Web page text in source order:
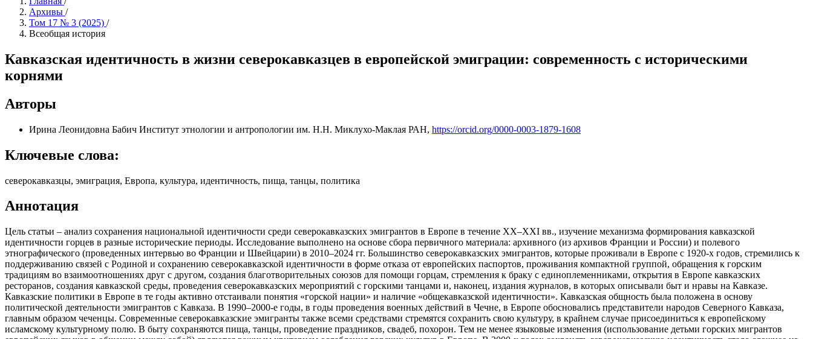
Архивы /
Том 17 № 3 (2025) /
Всеобщая история
Кавказская идентичность в жизни северокавказцев в европейской эмиграции: современность с историческими
корнями
Авторы
Ирина Леонидовна Бабич Институт этнологии и антропологии им. Н.Н. Миклухо-Маклая РАН, https://orcid.org/0000-0003-1879-1608
Ключевые слова:
северокавказцы, эмиграция, Европа, культура, идентичность, пища, танцы, политика
Аннотация
Цель статьи – анализ сохранения национальной идентичности среди северокавказских эмигрантов в Европе в течение ХХ–ХХI вв., изучение механизма формирования кавказской
идентичности горцев в разные исторические периоды. Исследование выполнено на основе сбора первичного материала: архивного (из архивов Франции и России) и полевого
этнографического (проведенных интервью во Франции и Швейцарии) в 2010–2024 гг. Большинство северокавказских эмигрантов, которые проживали в Европе с 1920-х годов, стремились к
поддерживанию связей с Родиной и сохранению северокавказской идентичности в форме отказа от европейских паспортов, проживания компактной группой, обращения к горским
традициям во взаимоотношениях друг с другом, создания благотворительных союзов для помощи горцам, стремления к браку с единоплеменниками, открытия в Европе кавказских
ресторанов, создания кавказской среды, проведения северокавказских мероприятий с горскими танцами и, наконец, издания журналов, в которых описывали быт и нравы на Кавказе.
Кавказские политики в Европе в те годы активно отстаивали понятия «горской нации» и наличие «общекавказской идентичности». Кавказская общность была положена в основу
политической деятельности эмигрантов с Кавказа. В 1990–2000-е годы, в годы проведения военных действий в Чечне, в Европе обосновались представители народов Северного Кавказа,
главным образом чеченцы. Современные северокавказские эмигранты также всеми средствами стремятся сохранить свою культуру, в крайнем случае присоединиться к европейскому
исламскому культурному полю. В быту сохраняются пища, танцы, проведение праздников, свадеб, похорон. Тем не менее языковые изменения (использование детьми горских мигрантов